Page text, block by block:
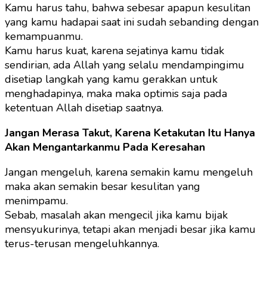
Kamu harus tahu, bahwa sebesar apapun kesulitan
yang kamu hadapai saat ini sudah sebanding dengan
kemampuanmu.
Kamu harus kuat, karena sejatinya kamu tidak
sendirian, ada Allah yang selalu mendampingimu
disetiap langkah yang kamu gerakkan untuk
menghadapinya, maka maka optimis saja pada
ketentuan Allah disetiap saatnya.
Jangan Merasa Takut, Karena Ketakutan Itu Hanya
Akan Mengantarkanmu Pada Keresahan
Jangan mengeluh, karena semakin kamu mengeluh
maka akan semakin besar kesulitan yang
menimpamu.
Sebab, masalah akan mengecil jika kamu bijak
mensyukurinya, tetapi akan menjadi besar jika kamu
terus-terusan mengeluhkannya.